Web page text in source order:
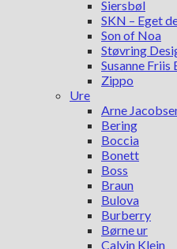
Siersbøl
SKN – Eget
Son of Noa
Støvring
Susanne Friis
Zippo
Ure
Arne
Bering
Boccia
Bonett
Boss
Braun
Bulova
Burberry
Børne ur
Calvin Klein